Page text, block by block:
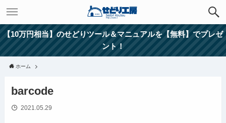
【10万円相当】のせどりツール＆マニュアルを【無料】でプレゼ
ント！
ホーム
barcode
2021.05.29